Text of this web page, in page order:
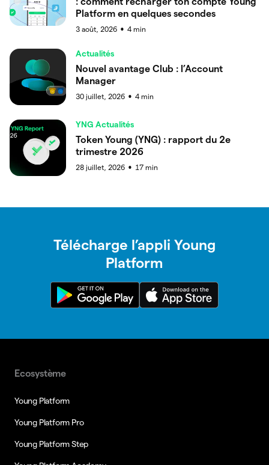
Platform en quelques secondes
3 août, 2026 ● 4 min
Actualités
Nouvel avantage Club : l’Account
Manager
30 juillet, 2026 ● 4 min
YNG Actualités
Token Young (YNG) : rapport du 2e
trimestre 2026
28 juillet, 2026 ● 17 min
Télécharge l’appli Young
Platform
Ecosystème
Young Platform
Young Platform Pro
Young Platform Step